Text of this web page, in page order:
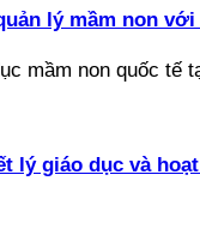
lý mầm non
lý giáo dục và